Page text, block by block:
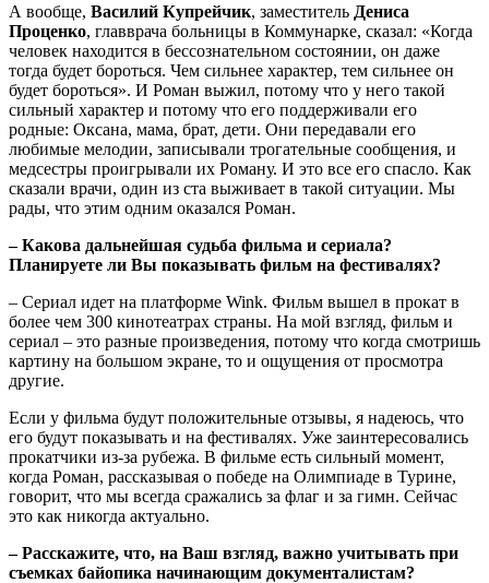
А вообще, Василий Купрейчик, заместитель Дениса
Проценко, главврача больницы в Коммунарке, сказал: «Когда
человек находится в бессознательном состоянии, он даже
тогда будет бороться. Чем сильнее характер, тем сильнее он
будет бороться». И Роман выжил, потому что у него такой
сильный характер и потому что его поддерживали его
родные: Оксана, мама, брат, дети. Они передавали его
любимые мелодии, записывали трогательные сообщения, и
медсестры проигрывали их Роману. И это все его спасло. Как
сказали врачи, один из ста выживает в такой ситуации. Мы
рады, что этим одним оказался Роман.
– Какова дальнейшая судьба фильма и сериала?
Планируете ли Вы показывать фильм на фестивалях?
– Сериал идет на платформе Wink. Фильм вышел в прокат в
более чем 300 кинотеатрах страны. На мой взгляд, фильм и
сериал – это разные произведения, потому что когда смотришь
картину на большом экране, то и ощущения от просмотра
другие.
Если у фильма будут положительные отзывы, я надеюсь, что
его будут показывать и на фестивалях. Уже заинтересовались
прокатчики из-за рубежа. В фильме есть сильный момент,
когда Роман, рассказывая о победе на Олимпиаде в Турине,
говорит, что мы всегда сражались за флаг и за гимн. Сейчас
это как никогда актуально.
– Расскажите, что, на Ваш взгляд, важно учитывать при
съемках байопика начинающим документалистам?